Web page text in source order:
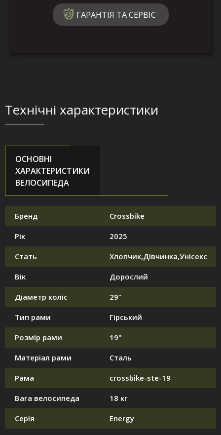
ГАРАНТІЯ ТА СЕРВІС
Технічні характеристики
ОСНОВНІ
ХАРАКТЕРИСТИКИ
ВЕЛОСИПЕДА
Бренд Crossbike
Рік 2025
Стать Хлопчик,Дівчинка,Унісекс
Вік Дорослий
Діаметр коліс 29"
Тип рами Гірський
Розмір рами 19"
Матеріал рами Сталь
Рама crossbike-ste-19
Вага велосипеда 18 кг
Серія Energy